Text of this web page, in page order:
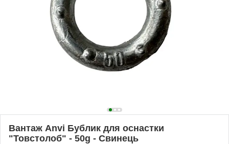
Вантаж Anvi Бублик для оснастки
"Товстолоб" - 50g - Свинець